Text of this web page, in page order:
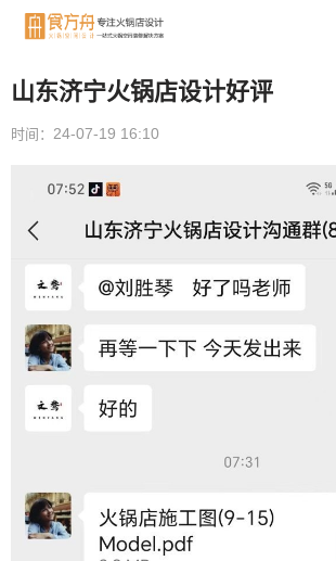
山东济宁火锅店设计好评
时间： 24-07-19 16:10